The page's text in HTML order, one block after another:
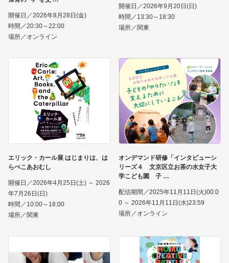
開催日／2026年8月28日(金)
時間／20:30～22:00
場所／オンライン
開催日／2026年9月20日(日)
時間／13:30～18:30
場所／関東
エリック・カール展 はじまりは、は
らぺこあおむし
開催日／2026年4月25日(土) ～ 2026
年7月26日(日)
時間／10:00～18:00
場所／関東
オンデマンド研修「インタビューシ
リーズ４ 文京区立お茶の水女子大
学こども園 子
配信期間／2025年11月11日(火)00:0
0 ～ 2026年11月11日(水)23:59
場所／オンライン